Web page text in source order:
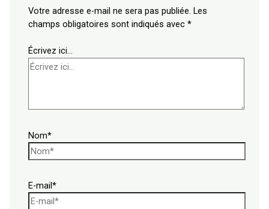
Votre adresse e-mail ne sera pas publiée. Les
champs obligatoires sont indiqués avec*
Écrivez ici…
Nom*
E-mail*